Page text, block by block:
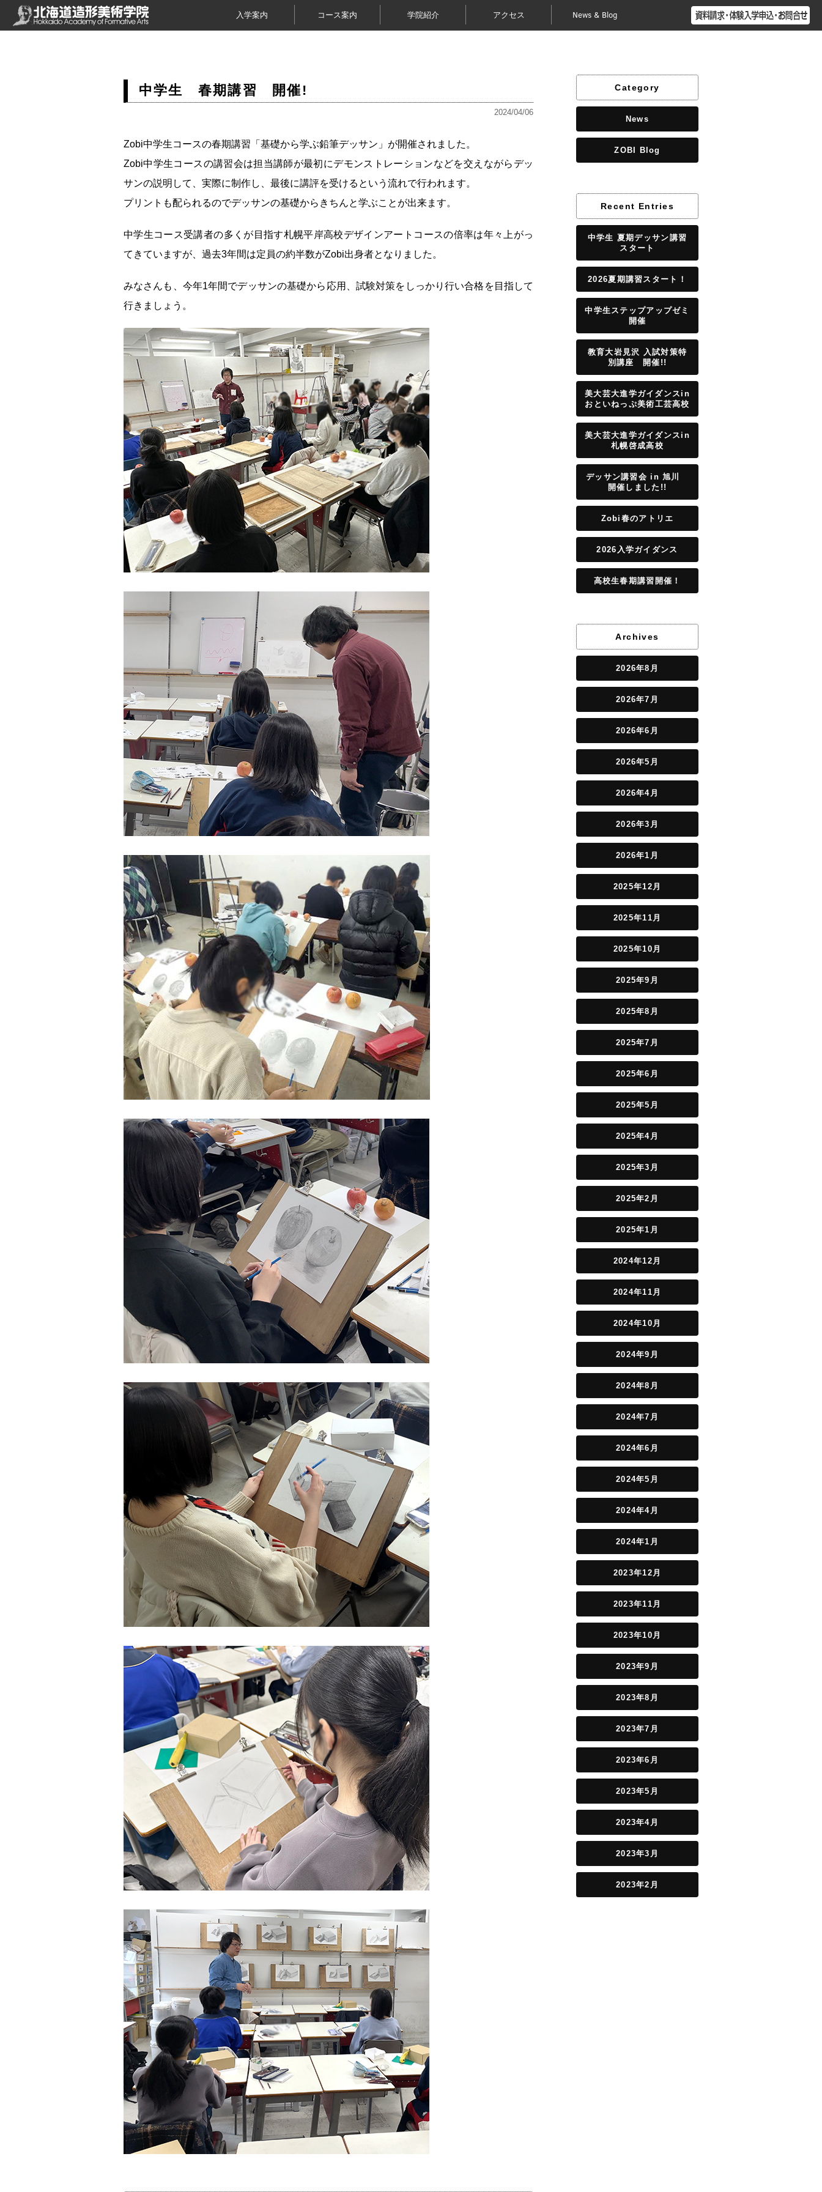
入学案内 コース案内 学院紹介 アクセス News & Blog
中学生 春期講習 開催!
2024/04/06
Zobi中学生コースの春期講習「基礎から学ぶ鉛筆デッサン」が開催されました。
Zobi中学生コースの講習会は担当講師が最初にデモンストレーションなどを交えながらデッ
サンの説明して、実際に制作し、最後に講評を受けるという流れで行われます。
プリントも配られるのでデッサンの基礎からきちんと学ぶことが出来ます。
中学生コース受講者の多くが目指す札幌平岸高校デザインアートコースの倍率は年々上がっ
てきていますが、過去3年間は定員の約半数がZobi出身者となりました。
みなさんも、今年1年間でデッサンの基礎から応用、試験対策をしっかり行い合格を目指して
行きましょう。
Category
News
ZOBI Blog
Recent Entries
中学生 夏期デッサン講習
スタート
2026夏期講習スタート！
中学生ステップアップゼミ
開催
教育大岩見沢 入試対策特
別講座 開催!!
美大芸大進学ガイダンスin
おといねっぷ美術工芸高校
美大芸大進学ガイダンスin
札幌啓成高校
デッサン講習会 in 旭川
開催しました!!
Zobi春のアトリエ
2026入学ガイダンス
高校生春期講習開催！
Archives
2026年8月
2026年7月
2026年6月
2026年5月
2026年4月
2026年3月
2026年1月
2025年12月
2025年11月
2025年10月
2025年9月
2025年8月
2025年7月
2025年6月
2025年5月
2025年4月
2025年3月
2025年2月
2025年1月
2024年12月
2024年11月
2024年10月
2024年9月
2024年8月
2024年7月
2024年6月
2024年5月
2024年4月
2024年1月
2023年12月
2023年11月
2023年10月
2023年9月
2023年8月
2023年7月
2023年6月
2023年5月
2023年4月
2023年3月
2023年2月